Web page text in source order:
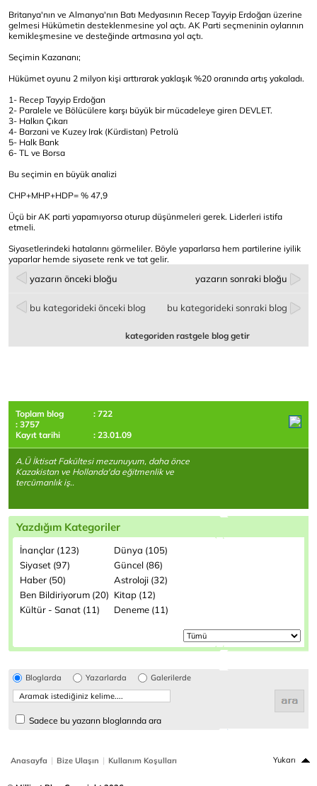
Britanya'nın ve Almanya'nın Batı Medyasının Recep Tayyip Erdoğan üzerine
gelmesi Hükümetin desteklenmesine yol açtı. AK Parti seçmeninin oylarının
kemikleşmesine ve desteğinde artmasına yol açtı.
Seçimin Kazananı;
Hükümet oyunu 2 milyon kişi arttırarak yaklaşık %20 oranında artış yakaladı.
1- Recep Tayyip Erdoğan
2- Paralele ve Bölücülere karşı büyük bir mücadeleye giren DEVLET.
3- Halkın Çıkarı
4- Barzani ve Kuzey Irak (Kürdistan) Petrolü
5- Halk Bank
6- TL ve Borsa
Bu seçimin en büyük analizi
CHP+MHP+HDP= % 47,9
Üçü bir AK parti yapamıyorsa oturup düşünmeleri gerek. Liderleri istifa
etmeli.
Siyasetlerindeki hatalarını görmeliler. Böyle yaparlarsa hem partilerine iyilik
yaparlar hemde siyasete renk ve tat gelir.
yazarın önceki bloğu yazarın sonraki bloğu
bu kategorideki önceki blog bu kategorideki sonraki blog
kategoriden rastgele blog getir
Toplam blog
: 722
: 3757
Kayıt tarihi
: 23.01.09
A.Ü İktisat Fakültesi mezunuyum, daha önce
Kazakistan ve Hollanda'da eğitmenlik ve
tercümanlık iş..
Yazdığım Kategoriler
İnançlar (123)
Dünya (105)
Siyaset (97)
Güncel (86)
Haber (50)
Astroloji (32)
Ben Bildiriyorum (20) Kitap (12)
Kültür - Sanat (11)
Deneme (11)
Bloglarda Yazarlarda Galerilerde
Sadece bu yazarın bloglarında ara
Anasayfa | Bize Ulaşın | Kullanım Koşulları Yukarı